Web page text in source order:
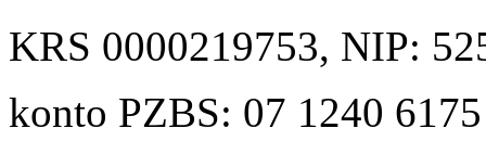
KRS 0000219753, NIP:
konto PZBS: 07 1240